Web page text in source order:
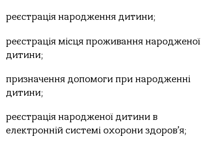
реєстрація народження дитини;
реєстрація місця проживання народженої
дитини;
призначення допомоги при народженні
дитини;
реєстрація народженої дитини в
електронній системі охорони здоров’я;